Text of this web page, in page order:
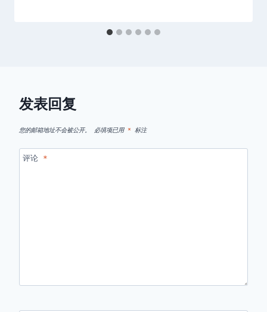
发表回复
您的邮箱地址不会被公开。 必填项已用 * 标注
评论 *